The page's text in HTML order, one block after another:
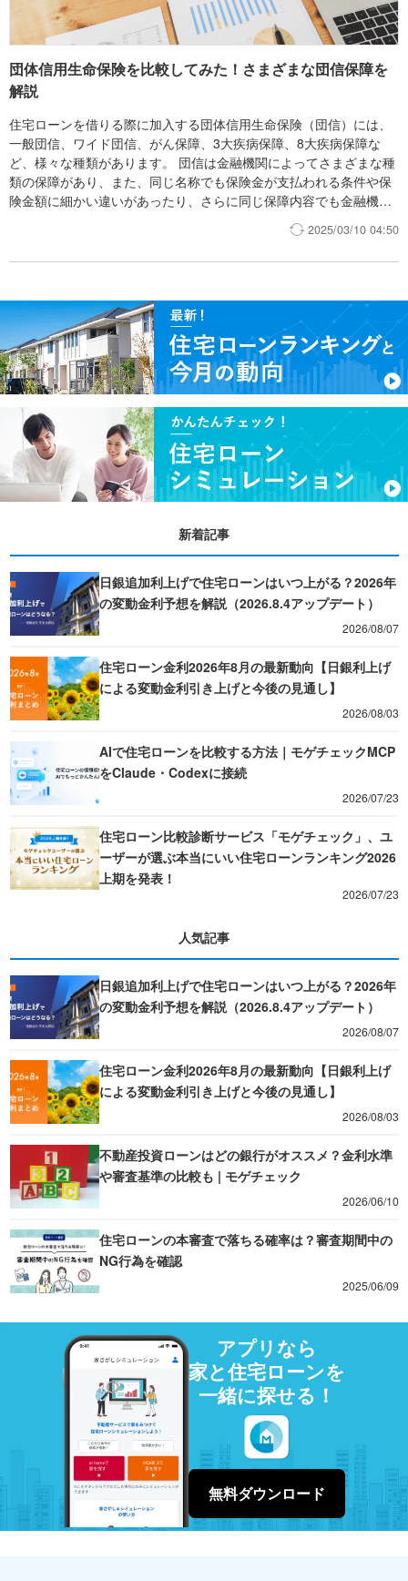
団体信用生命保険を比較してみた！さまざまな団信保障を
解説
住宅ローンを借りる際に加入する団体信用生命保険（団信）には、
一般団信、ワイド団信、がん保障、3大疾病保障、8大疾病保障な
ど、様々な種類があります。 団信は金融機関によってさまざまな種
類の保障があり、また、同じ名称でも保険金が支払われる条件や保
険金額に細かい違いがあったり、さらに同じ保障内容でも金融機関
によってユーザーが負担するコストに違いがあるなど、正確な比較
が非常に難しいです。 そこでモゲチェックでは。住宅ローンユー
ザーの皆さんが簡単に各団信の特色を理解し、ニーズに応じた最適
2025/03/10 04:50
新着記事
日銀追加利上げで住宅ローンはいつ上がる？2026年
の変動金利予想を解説（2026.8.4アップデート）
2026/08/07
住宅ローン金利2026年8月の最新動向【日銀利上げ
による変動金利引き上げと今後の見通し】
2026/08/03
AIで住宅ローンを比較する方法｜モゲチェックMCP
をClaude・Codexに接続
2026/07/23
住宅ローン比較診断サービス「モゲチェック」、ユ
ーザーが選ぶ本当にいい住宅ローンランキング2026
上期を発表！
2026/07/23
人気記事
日銀追加利上げで住宅ローンはいつ上がる？2026年
の変動金利予想を解説（2026.8.4アップデート）
2026/08/07
住宅ローン金利2026年8月の最新動向【日銀利上げ
による変動金利引き上げと今後の見通し】
2026/08/03
不動産投資ローンはどの銀行がオススメ？金利水準
や審査基準の比較も | モゲチェック
2026/06/10
住宅ローンの本審査で落ちる確率は？審査期間中の
NG行為を確認
2025/06/09
アプリなら
家と住宅ローンを
一緒に探せる！
無料ダウンロード